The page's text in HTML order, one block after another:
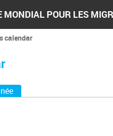
MONDIAL POUR LES
calendar